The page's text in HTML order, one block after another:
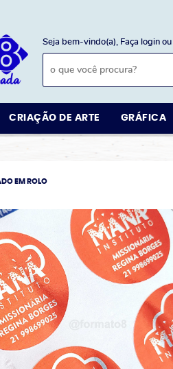
Seja bem-vindo(a), Faça login ou
CRIAÇÃO DE ARTE GRÁFICA
EM ROLO